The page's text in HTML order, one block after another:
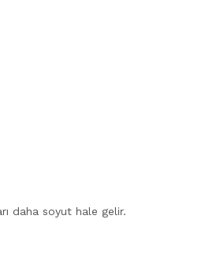
daha soyut hale gelir.